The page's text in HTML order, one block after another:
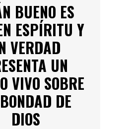
BUENO ES
ESPÍRITU Y
VERDAD
UN
VIVO SOBRE
DE
DIOS